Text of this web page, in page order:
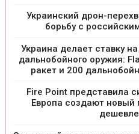
Украинский дрон-
борьбу с
Украина делает ставку
дальнобойного оружия:
ракет и 200
Fire Point представила
Европа создают